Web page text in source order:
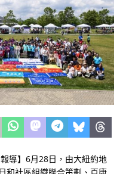
導】6月28日，由大紐約地